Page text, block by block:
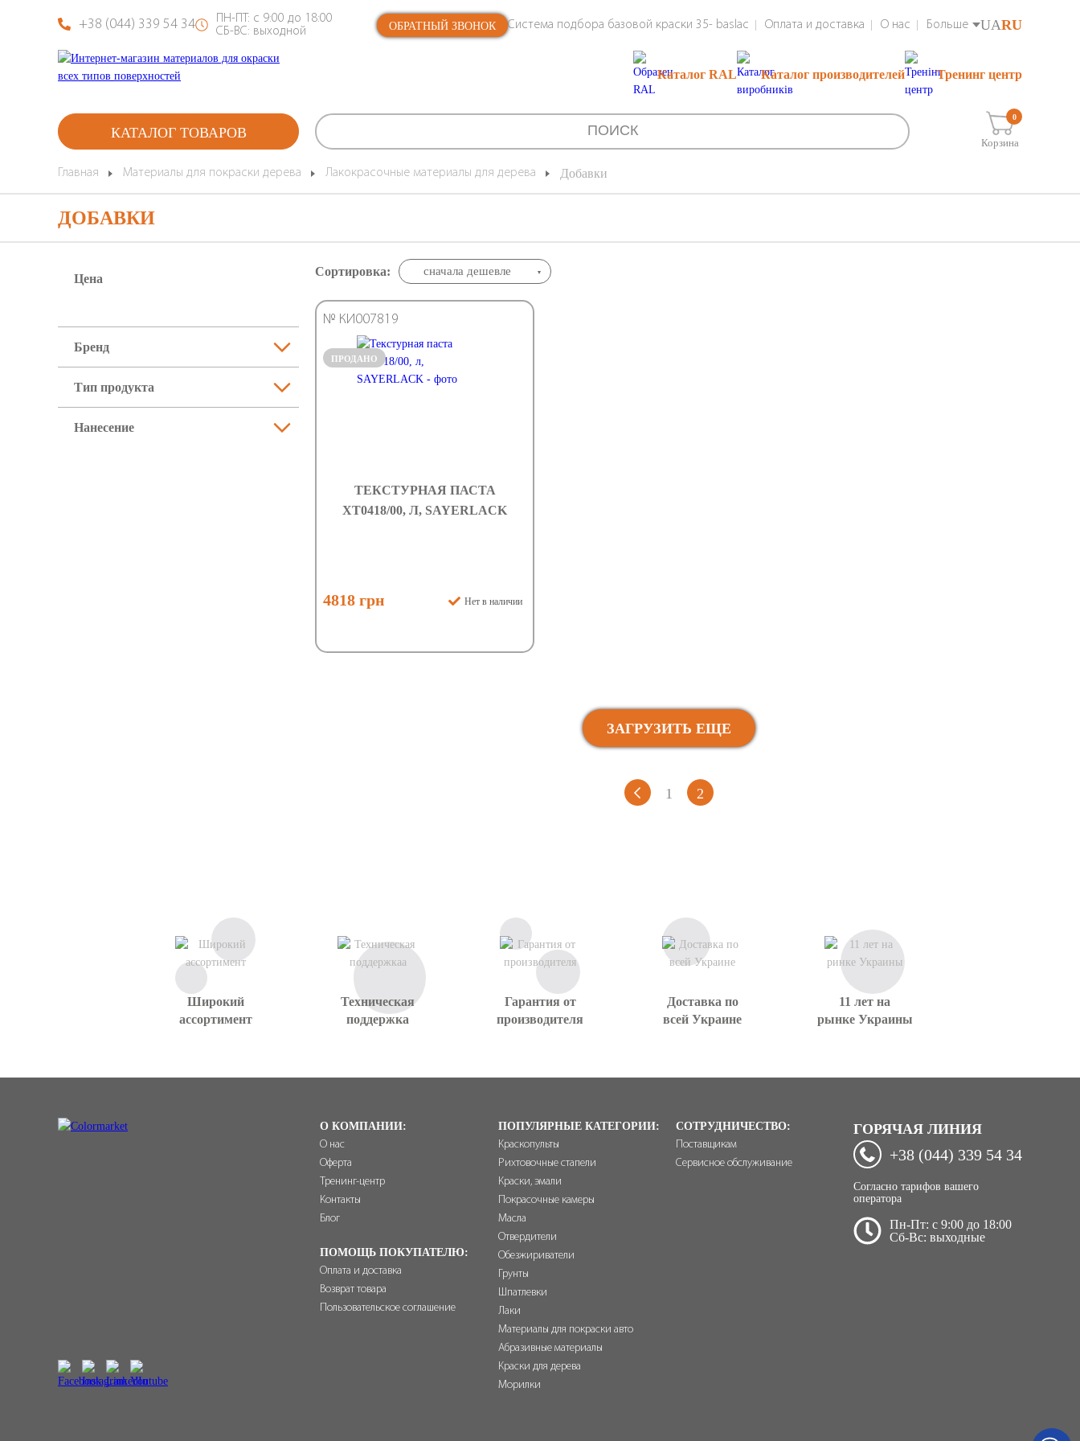
+38 (044) 339 54 34
ПН-ПТ: с 9:00 до 18:00
СБ-ВС: выходной
ОБРАТНЫЙ ЗВОНОК Система подбора базовой краски 35- baslac Оплата и доставка О нас Больше UARU
Каталог RAL Каталог производителей Тренинг центр
КАТАЛОГ ТОВАРОВ
Корзина
0
Главная Материалы для покраски дерева Лакокрасочные материалы для дерева Добавки
ДОБАВКИ
Цена
Бренд
Тип продукта
Нанесение
Сортировка: сначала дешевле
ПРОДАНО
№ КИ007819
ТЕКСТУРНАЯ ПАСТА
XT0418/00, Л, SAYERLACK
4818 грн Нет в наличии
ЗАГРУЗИТЬ ЕЩЕ
1 2
Широкий
ассортимент
Техническая
поддержка
Гарантия от
производителя
Доставка по
всей Украине
11 лет на
рынке Украины
О КОМПАНИИ:
О нас
Оферта
Тренинг-центр
Контакты
Блог
ПОМОЩЬ ПОКУПАТЕЛЮ:
Оплата и доставка
Возврат товара
Пользовательское соглашение
ПОПУЛЯРНЫЕ КАТЕГОРИИ:
Краскопульты
Рихтовочные стапели
Краски, эмали
Покрасочные камеры
Масла
Отвердители
Обезжириватели
Грунты
Шпатлевки
Лаки
Материалы для покраски авто
Абразивные материалы
Краски для дерева
Морилки
СОТРУДНИЧЕСТВО:
Поставщикам
Сервисное обслуживание
ГОРЯЧАЯ ЛИНИЯ
+38 (044) 339 54 34
Согласно тарифов вашего
оператора
Пн-Пт: c 9:00 до 18:00
Сб-Вс: выходные